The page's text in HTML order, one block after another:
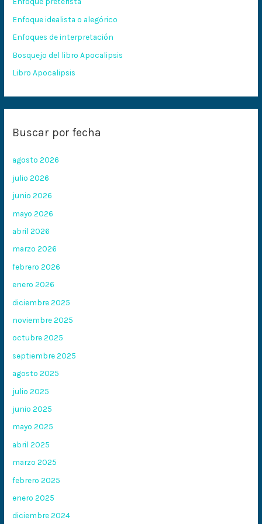
p
o
r
:
Enfoque idealista o alegórico
Enfoques de interpretación
Bosquejo del libro Apocalipsis
Libro Apocalipsis
Buscar por fecha
agosto 2026
julio 2026
junio 2026
mayo 2026
abril 2026
marzo 2026
febrero 2026
enero 2026
diciembre 2025
noviembre 2025
octubre 2025
septiembre 2025
agosto 2025
julio 2025
junio 2025
mayo 2025
abril 2025
marzo 2025
febrero 2025
enero 2025
diciembre 2024